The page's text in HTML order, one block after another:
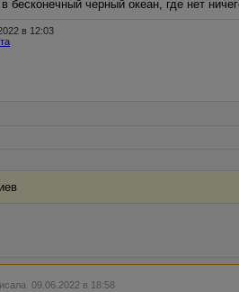
бесконечный черный океан, где нет
в 12:03
09.06.2022 в 18:58